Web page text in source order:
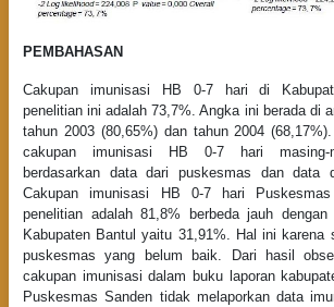
PEMBAHASAN
Cakupan imunisasi HB 0-7 hari di
penelitian ini adalah 73,7%. Angka ini berada di
tahun 2003 (80,65%) dan tahun 2004
cakupan imunisasi HB 0-7 hari masing-
berdasarkan data dari puskesmas dan data
Cakupan imunisasi HB 0-7 hari
penelitian adalah 81,8% berbeda jauh
Kabupaten Bantul yaitu 31,91%. Hal ini karena
puskesmas yang belum baik. Dari hasil
cakupan imunisasi dalam buku laporan
Puskesmas Sanden tidak melaporkan data